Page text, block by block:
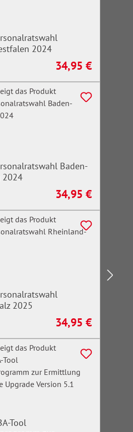
2024
Regulärer Preis:
34,95 €
Baden-
2024
Regulärer Preis:
34,95 €
2025
Regulärer Preis:
34,95 €
Tool